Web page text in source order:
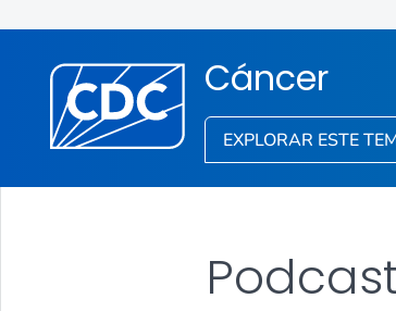
Cáncer
EXPLORAR ESTE